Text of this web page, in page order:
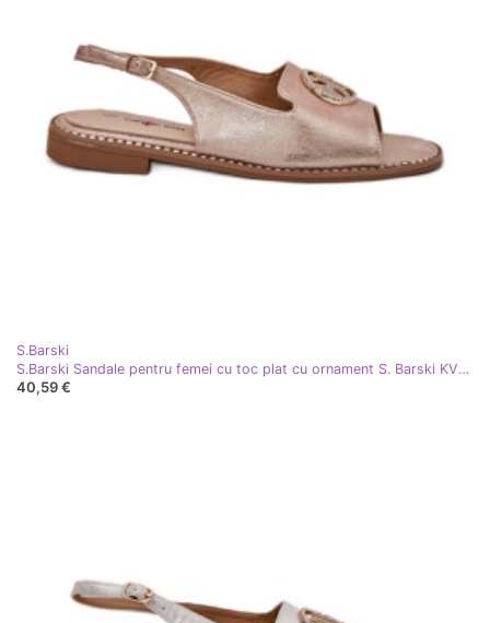
S.Barski
S.Barski Sandale pentru femei cu toc plat cu ornament S. Barski KV51-002 Aur roz de aur
40,59 €